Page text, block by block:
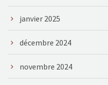
janvier 2025
décembre 2024
novembre 2024